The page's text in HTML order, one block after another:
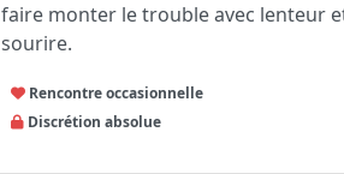
faire monter le trouble avec lenteur
sourire.
Rencontre occasionnelle
Discrétion absolue